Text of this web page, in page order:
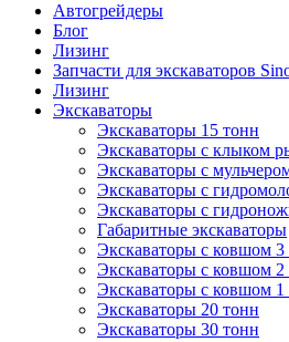
Автогрейдеры
Блог
Лизинг
Запчасти для экскаваторов
Лизинг
Экскаваторы
Экскаваторы 15 тонн
Экскаваторы с клыком
Экскаваторы с
Экскаваторы с
Экскаваторы с
Габаритные экскаваторы
Экскаваторы с ковшом
Экскаваторы с ковшом
Экскаваторы с ковшом
Экскаваторы 20 тонн
Экскаваторы 30 тонн